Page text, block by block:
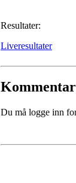
Resultater:
Liveresultater
Du må logge inn